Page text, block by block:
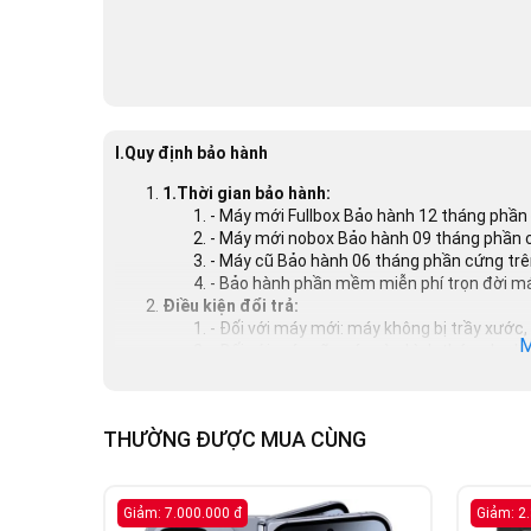
I.Quy định bảo hành
1.Thời gian bảo hành:
- Máy mới Fullbox Bảo hành 12 tháng
- Máy mới nobox Bảo hành 09 tháng
- Máy cũ Bảo hành 06 tháng phần cứng
- Bảo hành phần mềm miễn phí trọn đời
Điều kiện đổi trả:
- Đối với máy mới: máy không bị trầy
- Đối với máy cũ: máy còn hình thức như
- Máy có dấu hiệu bị ướt mưa, rơi vào
- Máy có sự can thiệp về phần cứng và
THƯỜNG ĐƯỢC MUA CÙNG
Giảm: 7.000.000 đ Giảm: